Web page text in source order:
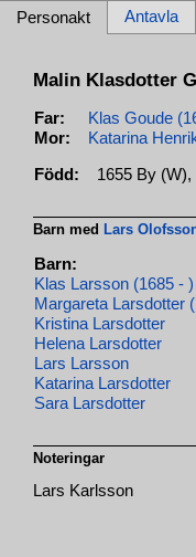
Personakt Antavla
Malin Klasdotter
Far:
Klas Goude
Mor:
Katarina
Född: 1655 By
Barn med Lars
Barn:
Klas Larsson (1685 - )
Margareta Larsdotter
Kristina Larsdotter
Helena Larsdotter
Lars Larsson
Katarina Larsdotter
Sara Larsdotter
Noteringar
Lars Karlsson